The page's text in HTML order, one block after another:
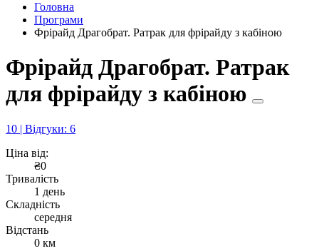
Головна
Програми
Фрірайд Драгобрат. Ратрак для фрірайду з кабіною
Фрірайд Драгобрат. Ратрак
для фрірайду з кабіною
10 | Відгуки: 6
Ціна від:
₴0
Тривалість
1 день
Складність
середня
Відстань
0 км